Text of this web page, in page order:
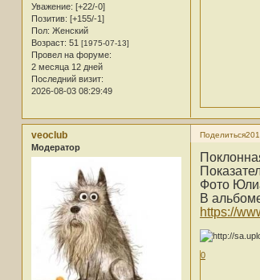
Уважение: [+22/-0]
Позитив: [+155/-1]
Пол: Женский
Возраст: 51 [1975-07-13]
Провел на форуме:
2 месяца 12 дней
Последний визит:
2026-08-03 08:29:49
Поделиться
veoclub
Модератор
Фото
В
https://
0